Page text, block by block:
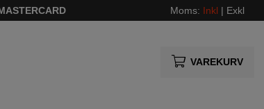
Moms: Inkl | Exkl
VAREKURV